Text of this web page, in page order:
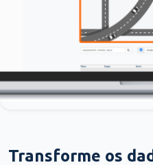
Transforme os